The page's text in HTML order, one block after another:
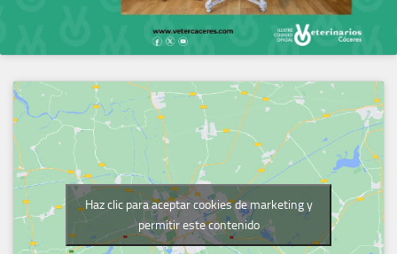
Haz clic para aceptar cookies de marketing y
permitir este contenido